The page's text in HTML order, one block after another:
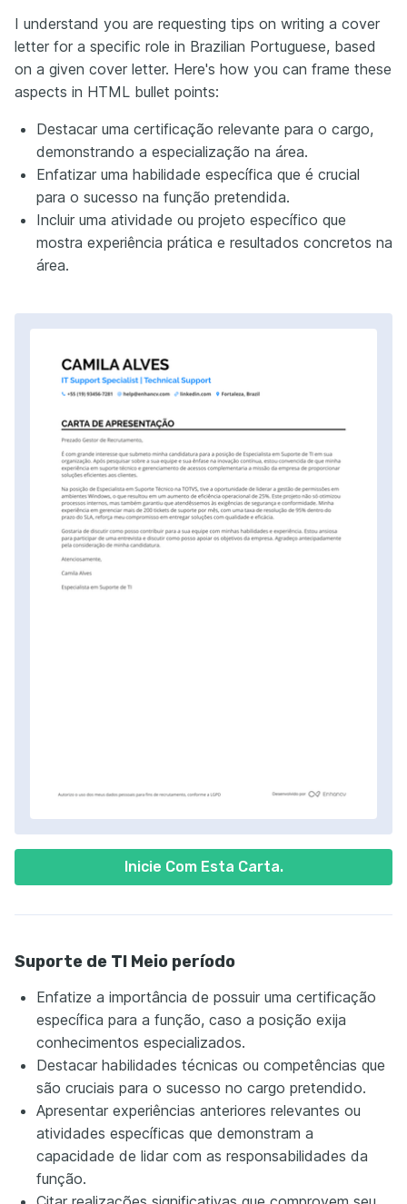
Inicie Com Esta Carta.
I understand you are requesting tips on writing a cover
letter for a specific role in Brazilian Portuguese, based
on a given cover letter. Here's how you can frame these
aspects in HTML bullet points:
Destacar uma certificação relevante para o cargo,
demonstrando a especialização na área.
Enfatizar uma habilidade específica que é crucial
para o sucesso na função pretendida.
Incluir uma atividade ou projeto específico que
mostra experiência prática e resultados concretos na
área.
Suporte de TI Meio período
Enfatize a importância de possuir uma certificação
específica para a função, caso a posição exija
conhecimentos especializados.
Destacar habilidades técnicas ou competências que
são cruciais para o sucesso no cargo pretendido.
Apresentar experiências anteriores relevantes ou
atividades específicas que demonstram a
capacidade de lidar com as responsabilidades da
função.